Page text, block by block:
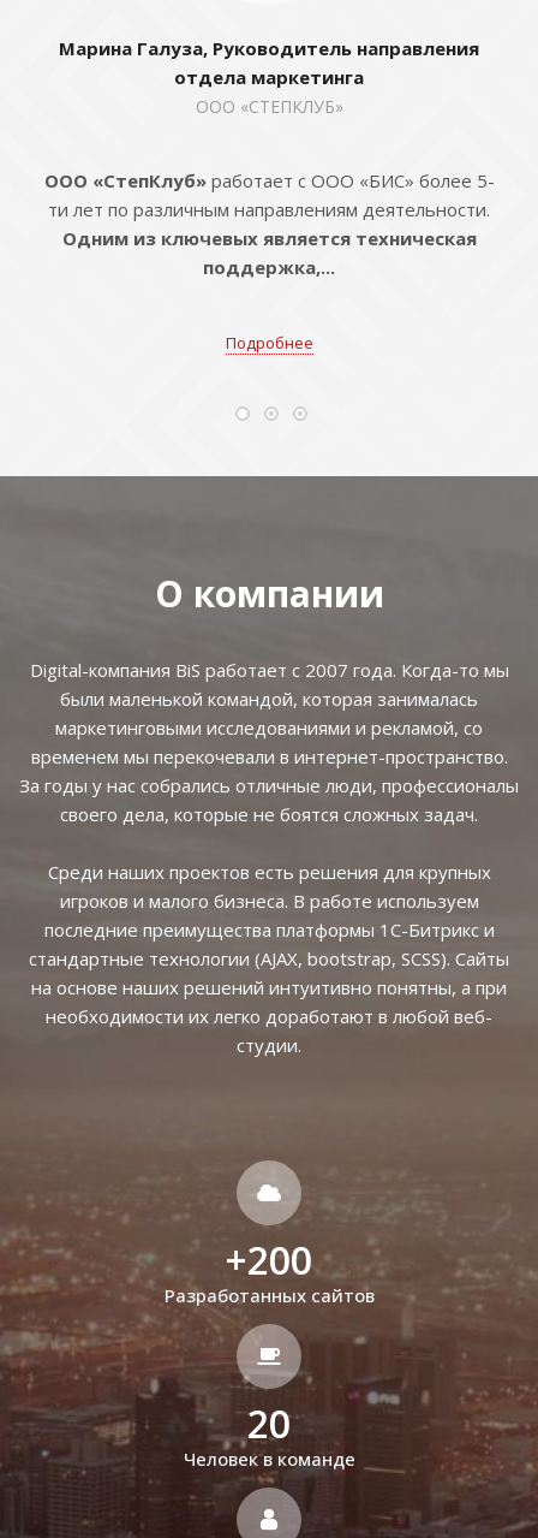
Марина Галуза, Руководитель направления
отдела маркетинга
ООО «СТЕПКЛУБ»
ООО «СтепКлуб»работает с ООО «БИС» более 5-
ти лет по различным направлениям деятельности.
Одним из ключевых является техническая
поддержка,...
Подробнее
О компании
Digital-компания BiS работает с 2007 года. Когда-то мы
были маленькой командой, которая занималась
маркетинговыми исследованиями и рекламой, со
временем мы перекочевали в интернет-пространство.
За годы у нас собрались отличные люди, профессионалы
своего дела, которые не боятся сложных задач.
Среди наших проектов есть решения для крупных
игроков и малого бизнеса. В работе используем
последние преимущества платформы 1С-Битрикс и
стандартные технологии (AJAX, bootstrap, SCSS). Сайты
на основе наших решений интуитивно понятны, а при
необходимости их легко доработают в любой веб-
студии.
+200
Разработанных сайтов
20
Человек в команде